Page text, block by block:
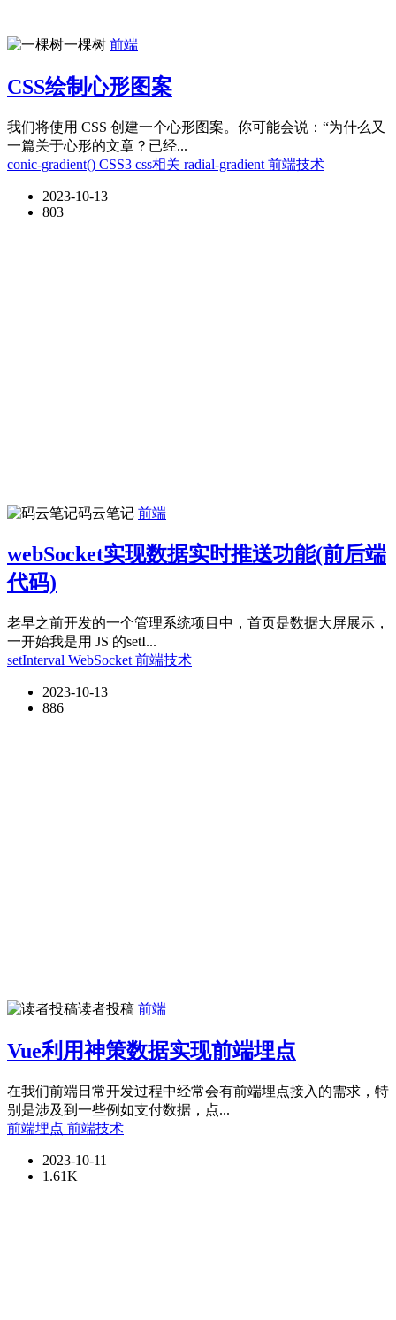
一棵树 前端
CSS绘制心形图案
我们将使用 CSS 创建一个心形图案。你可能会说：“为什么又
一篇关于心形的文章？已经...
conic-gradient() CSS3 css相关 radial-gradient 前端技术
2023-10-13
803
码云笔记 前端
webSocket实现数据实时推送功能(前后端
代码)
老早之前开发的一个管理系统项目中，首页是数据大屏展示，
一开始我是用 JS 的setI...
setInterval WebSocket 前端技术
2023-10-13
886
读者投稿 前端
Vue利用神策数据实现前端埋点
在我们前端日常开发过程中经常会有前端埋点接入的需求，特
别是涉及到一些例如支付数据，点...
前端埋点 前端技术
2023-10-11
1.61K